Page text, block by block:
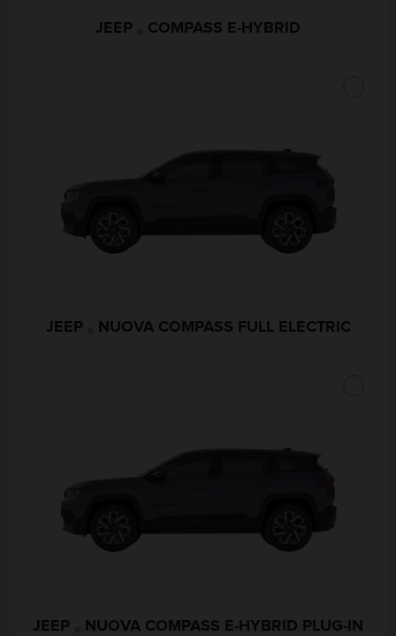
JEEP COMPASS E-HYBRID
JEEP NUOVA COMPASS FULL ELECTRIC
JEEP NUOVA COMPASS E-HYBRID PLUG-IN